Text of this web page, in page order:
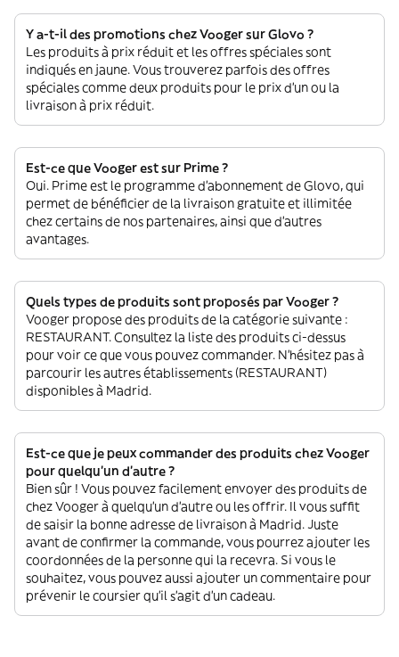
Y a-t-il des promotions chez Vooger sur Glovo ?
Les produits à prix réduit et les offres spéciales sont
indiqués en jaune. Vous trouverez parfois des offres
spéciales comme deux produits pour le prix d'un ou la
livraison à prix réduit.
Est-ce que Vooger est sur Prime ?
Oui. Prime est le programme d’abonnement de Glovo, qui
permet de bénéficier de la livraison gratuite et illimitée
chez certains de nos partenaires, ainsi que d’autres
avantages.
Quels types de produits sont proposés par Vooger ?
Vooger propose des produits de la catégorie suivante :
RESTAURANT. Consultez la liste des produits ci-dessus
pour voir ce que vous pouvez commander. N'hésitez pas à
parcourir les autres établissements (RESTAURANT)
disponibles à Madrid.
Est-ce que je peux commander des produits chez Vooger
pour quelqu'un d'autre ?
Bien sûr ! Vous pouvez facilement envoyer des produits de
chez Vooger à quelqu'un d'autre ou les offrir. Il vous suffit
de saisir la bonne adresse de livraison à Madrid. Juste
avant de confirmer la commande, vous pourrez ajouter les
coordonnées de la personne qui la recevra. Si vous le
souhaitez, vous pouvez aussi ajouter un commentaire pour
prévenir le coursier qu'il s'agit d'un cadeau.